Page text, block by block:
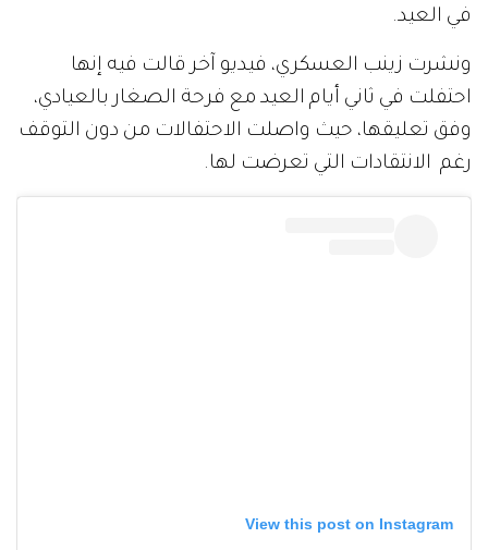
في العيد.
ونشرت زينب العسكري، فيديو آخر قالت فيه إنها
احتفلت في ثاني أيام العيد مع فرحة الصغار بالعيادي،
وفق تعليقها، حيث واصلت الاحتفالات من دون التوقف
رغم الانتقادات التي تعرضت لها.
View this post on Instagram